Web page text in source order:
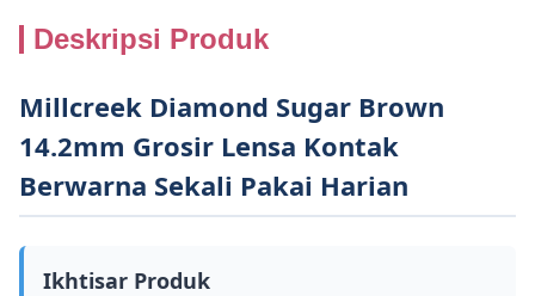
Deskripsi Produk
Millcreek Diamond Sugar Brown
14.2mm Grosir Lensa Kontak
Berwarna Sekali Pakai Harian
Ikhtisar Produk